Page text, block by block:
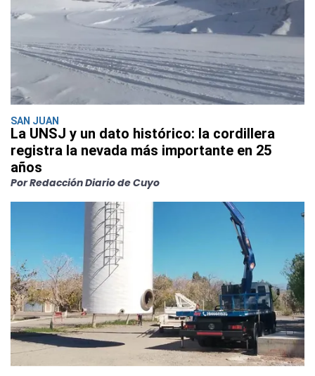
SAN JUAN
La UNSJ y un dato histórico: la cordillera
registra la nevada más importante en 25
años
Por Redacción Diario de Cuyo